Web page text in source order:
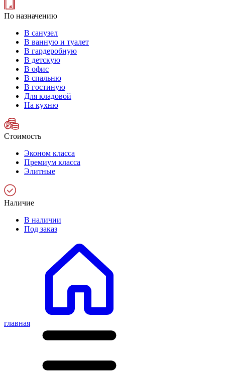
По назначению
В санузел
В ванную и туалет
В гардеробную
В детскую
В офис
В спальню
В гостиную
Для кладовой
На кухню
Стоимость
Эконом класса
Премиум класса
Элитные
Наличие
В наличии
Под заказ
главная